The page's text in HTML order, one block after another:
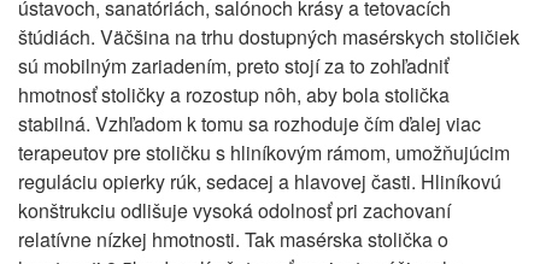
ústavoch, sanatóriách, salónoch krásy a tetovacích
štúdiách. Väčšina na trhu dostupných masérskych stoličiek
sú mobilným zariadením, preto stojí za to zohľadniť
hmotnosť stoličky a rozostup nôh, aby bola stolička
stabilná. Vzhľadom k tomu sa rozhoduje čím ďalej viac
terapeutov pre stoličku s hliníkovým rámom, umožňujúcim
reguláciu opierky rúk, sedacej a hlavovej časti. Hliníkovú
konštrukciu odlišuje vysoká odolnosť pri zachovaní
relatívne nízkej hmotnosti. Tak masérska stolička o